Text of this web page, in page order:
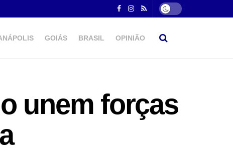
GOIÁS BRASIL OPINIÃO
unem forças